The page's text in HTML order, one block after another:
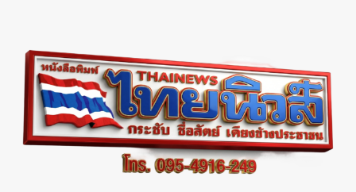
content